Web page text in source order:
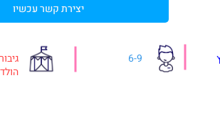
יצירת קשר עכשיו
6-9